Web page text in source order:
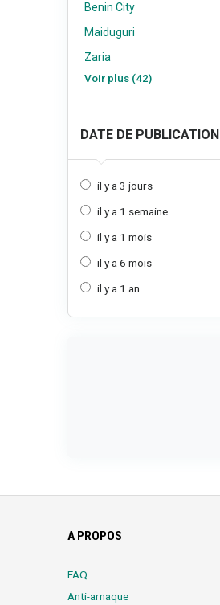
Benin City
Maiduguri
Zaria
Voir plus (42)
DATE DE PUBLICATION
il y a 3 jours
il y a 1 semaine
il y a 1 mois
il y a 6 mois
il y a 1 an
A PROPOS
FAQ
Anti-arnaque